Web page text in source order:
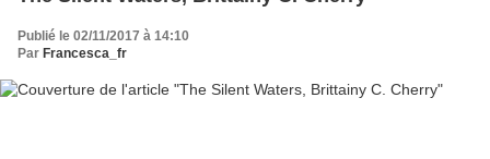
Publié le 02/11/2017 à 14:10
Par Francesca_fr